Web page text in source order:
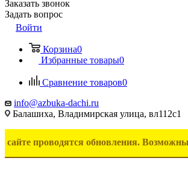
Заказать звонок
Задать вопрос
Войти
Корзина0
Избранные товары0
Сравнение товаров0
info@azbuka-dachi.ru
Балашиха, Владимирская улица, вл112с1
обновления. Возможны